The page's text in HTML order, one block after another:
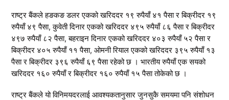
राष्ट्र बैंकले हङकङ डलर एकको खरिददर १९ रुपैयाँ ४१ पैसा र बिक्रीदर १९
रुपैयाँ ४९ पैसा, कुवेती दिनार एकको खरिददर ४९५ रुपैयाँ ८६ पैसा र बिक्रीदर
४९७ रुपैयाँ ८२ पैसा, बहराइन दिनार एकको खरिददर ४०३ रुपैयाँ ५२ पैसा र
बिक्रीदर ४०५ रुपैयाँ ११ पैसा, ओमनी रियाल एकको खरिददर ३९५ रुपैयाँ १३
पैसा र बिक्रीदर ३९६ रुपैयाँ ६९ पैसा रहेको छ । भारतीय रुपैयाँ एक सयको
खरिददर १६० रुपैयाँ र बिक्रीदर १६० रुपैयाँ १५ पैसा तोकेको छ ।
राष्ट्र बैंकले यो विनिमयदरलाई आवश्यकतानुसार जुनसुकै समयमा पनि संशोधन